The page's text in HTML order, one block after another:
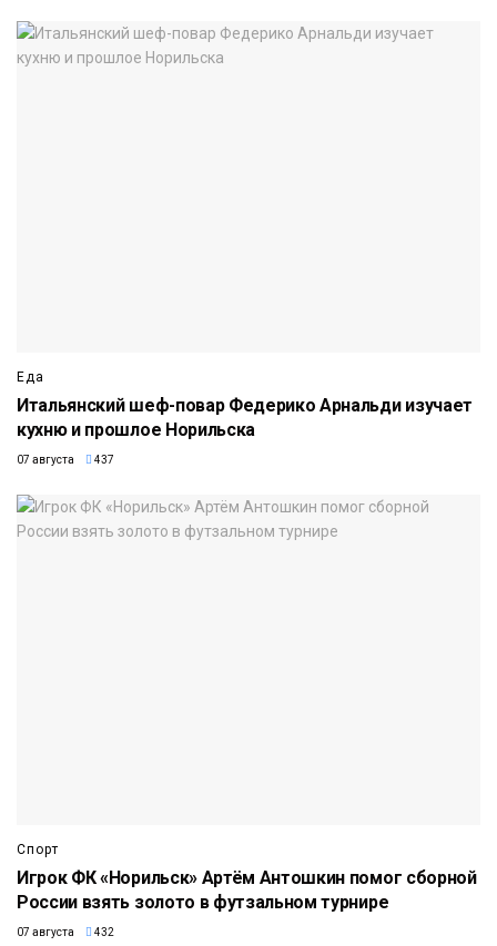
Еда
Итальянский шеф-повар Федерико Арнальди изучает
кухню и прошлое Норильска
07 августа 437
Спорт
Игрок ФК «Норильск» Артём Антошкин помог сборной
России взять золото в футзальном турнире
07 августа 432